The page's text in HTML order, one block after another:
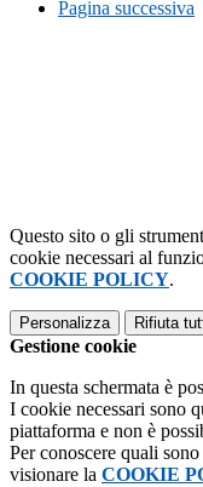
Pagina successiva
Questo sito o gli
cookie necessari al
COOKIE POLICY.
Personalizza Rifiuta
Gestione cookie
In questa schermata è
I cookie necessari sono
piattaforma e non è
Per conoscere quali
visionare la COOKIE